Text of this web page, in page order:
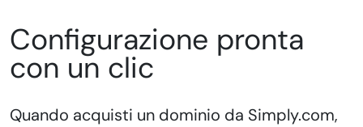
Configurazione pronta
con un clic
Quando acquisti un dominio da Simply.com,